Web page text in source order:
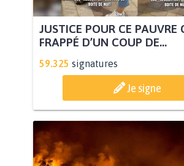
JUSTICE POUR CE PAUVRE
FRAPPÉ D’UN COUP DE...
59.325 signatures
Je signe